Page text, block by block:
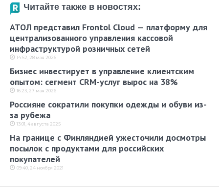
Читайте также в новостях:
АТОЛ представил Frontol Cloud — платформу для
централизованного управления кассовой
инфраструктурой розничных сетей
14:52, 28 мая 2026
Бизнес инвестирует в управление клиентским
опытом: сегмент CRM-услуг вырос на 38%
16:23, 27 мая 2026
Россияне сократили покупки одежды и обуви из-
за рубежа
13:01, 4 августа 2025
На границе с Финляндией ужесточили досмотры
посылок с продуктами для российских
покупателей
09:40, 24 ноября 2021